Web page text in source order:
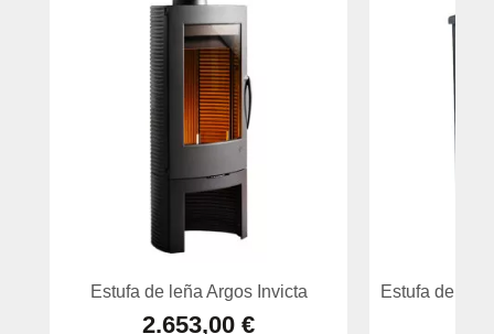
Estufa de leña Argos Invicta
2.653,00 €
Estufa de